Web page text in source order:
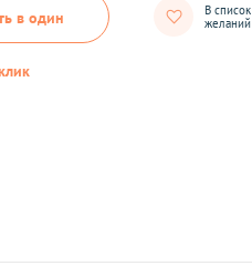
в один
В список
желаний